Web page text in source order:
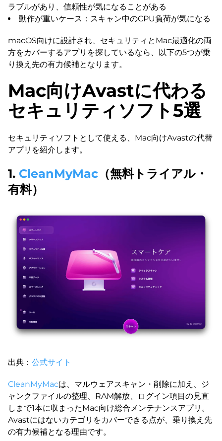
ラブルがあり、信頼性が気になることがある
動作が重いケース：スキャン中のCPU負荷が気になる
macOS向けに設計され、セキュリティとMac最適化の両
方をカバーするアプリを探しているなら、以下の5つが乗
り換え先の有力候補となります。
Mac向けAvastに代わる
セキュリティソフト5選
セキュリティソフトとして使える、Mac向けAvastの代替
アプリを紹介します。
1. CleanMyMac （無料トライアル・
有料）
出典： 公式サイト
CleanMyMacは、マルウェアスキャン・削除に加え、ジ
ャンクファイルの整理、RAM解放、ログイン項目の見直
しまで1本に収まったMac向け総合メンテナンスアプリ。
Avastにはないカテゴリをカバーできる点が、乗り換え先
の有力候補となる理由です。